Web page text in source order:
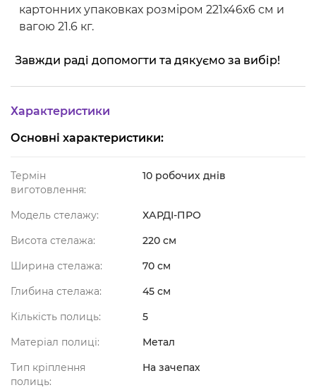
картонних упаковках розміром 221х46х6 см и
вагою 21.6 кг.
Завжди раді допомогти та дякуємо за вибір!
Характеристики
Основні характеристики:
Термін
виготовлення:
10 робочих днів
Модель стелажу:
ХАРДІ-ПРО
Висота стелажа:
220 см
Ширина стелажа:
70 см
Глибина стелажа:
45 см
Кількість полиць:
5
Матеріал полиці:
Метал
Тип кріплення
полиць:
На зачепах